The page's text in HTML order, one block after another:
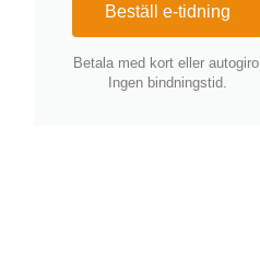
Beställ e-tidning
Betala med kort eller autogiro.
Ingen bindningstid.